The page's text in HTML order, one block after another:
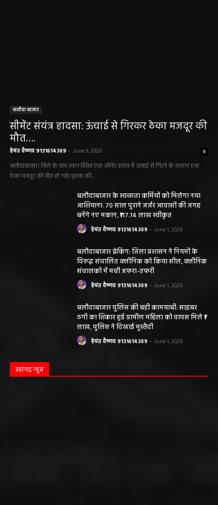
बलौदा बाजार
सीमेंट संयंत्र हादसा: ऊंचाई से गिरकर ठेका मजदूर की
मौत….
हेमंत वैष्णव 9131614309 - June 9, 2026 0
बलौदाबाजार। जिले के ग्राम रवान स्थित एक सीमेंट संयंत्र में ऊंचाई से गिरने के कारण एक
ठेका मजदूर की मौत हो गई। मृतक की...
बलौदाबाजार के स्वच्छता कर्मियों को मिलेगा नया
आशियाना: 70 साल पुराने जर्जर आवासों की जगह
बनेंगे नए मकान, ₹117.14 लाख स्वीकृत
हेमंत वैष्णव 9131614309 - June 1, 2026
बलौदाबाजार ब्रेकिंग: जिला प्रशासन ने नियमों के
विरुद्ध संचालित क्लीनिक को किया सील, क्लीनिक
संचालकों में मची अफरा-तफरी
हेमंत वैष्णव 9131614309 - June 1, 2026
बलौदाबाजार पुलिस की बड़ी कामयाबी: साइबर
ठगी का शिकार हुई ग्रामीण महिला को वापस मिले ₹1
लाख, पुलिस ने दिखाई मुस्तैदी
हेमंत वैष्णव 9131614309 - June 1, 2026
सारंगढ़ न्यूज़